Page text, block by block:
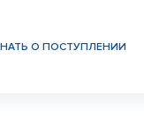
О ПОСТУПЛЕНИИ